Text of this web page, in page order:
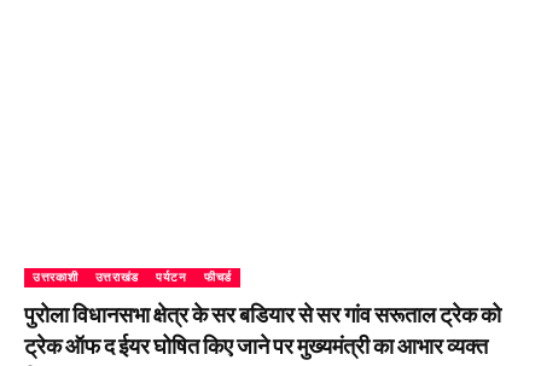
उत्तरकाशी उत्तराखंड पर्यटन फीचर्ड
पुरोला विधानसभा क्षेत्र के सर बडियार से सर गांव सरूताल ट्रेक को
ट्रेक ऑफ द ईयर घोषित किए जाने पर मुख्यमंत्री का आभार व्यक्त